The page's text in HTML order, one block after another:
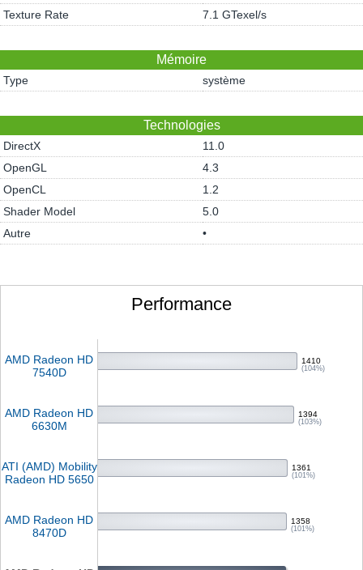
Texture Rate
7.1 GTexel/s
Mémoire
Type système
Technologies
DirectX
11.0
OpenGL
4.3
OpenCL
1.2
Shader Model
5.0
Autre
•
Performance
AMD Radeon HD
7540D
1410
(104%)
AMD Radeon HD
6630M
1394
(103%)
ATI (AMD) Mobility
Radeon HD 5650
1361
(101%)
AMD Radeon HD
8470D
1358
(101%)